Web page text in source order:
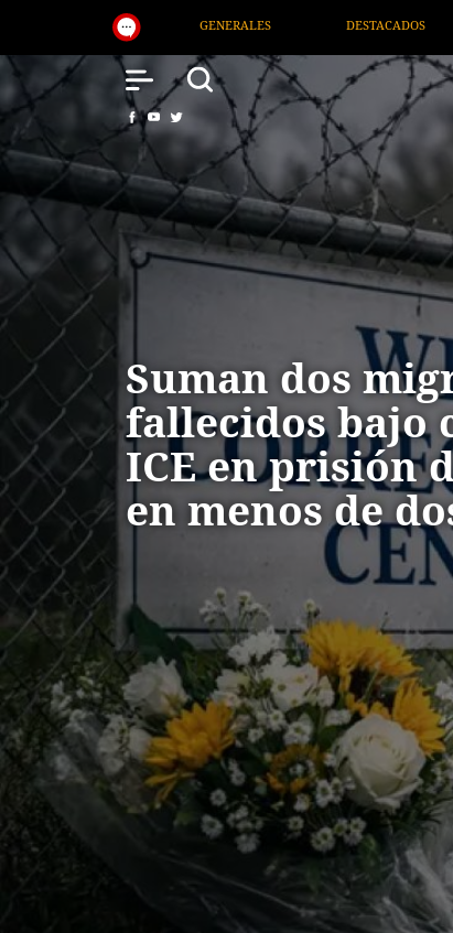
DESTACADOS NACIONAL SALUD
Suman dos
fallecidos bajo
ICE en prisión
en menos de